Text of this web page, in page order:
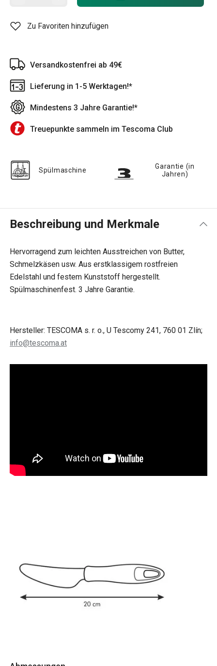
Zu Favoriten hinzufügen
Versandkostenfrei ab 49€
Lieferung in 1-5 Werktagen!*
Mindestens 3 Jahre Garantie!*
Treuepunkte sammeln im Tescoma Club
Spülmaschine
Garantie (in
Jahren)
Beschreibung und Merkmale
Hervorragend zum leichten Ausstreichen von Butter,
Schmelzkäsen usw. Aus erstklassigem rostfreien
Edelstahl und festem Kunststoff hergestellt.
Spülmaschinenfest. 3 Jahre Garantie.
Hersteller: TESCOMA s. r. o., U Tescomy 241, 760 01 Zlín;
info@tescoma.at